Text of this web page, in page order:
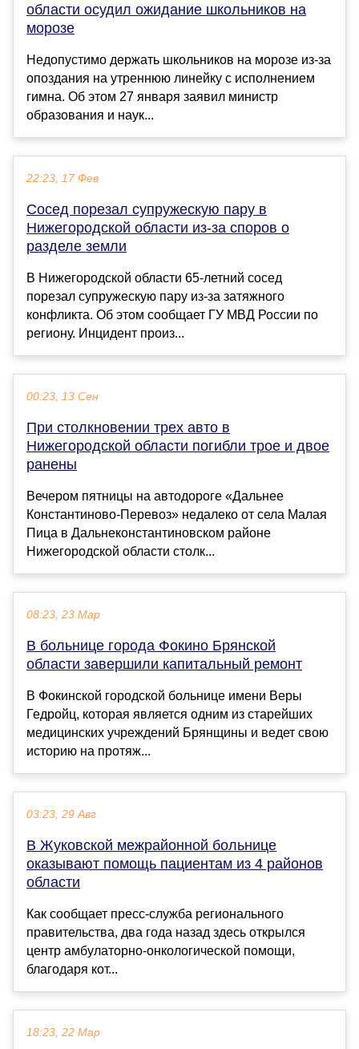
области осудил ожидание школьников на
морозе
Недопустимо держать школьников на морозе из-за
опоздания на утреннюю линейку с исполнением
гимна. Об этом 27 января заявил министр
образования и наук...
22:23, 17 Фев
Сосед порезал супружескую пару в
Нижегородской области из-за споров о
разделе земли
В Нижегородской области 65-летний сосед
порезал супружескую пару из-за затяжного
конфликта. Об этом сообщает ГУ МВД России по
региону. Инцидент произ...
00:23, 13 Сен
При столкновении трех авто в
Нижегородской области погибли трое и двое
ранены
Вечером пятницы на автодороге «Дальнее
Константиново-Перевоз» недалеко от села Малая
Пица в Дальнеконстантиновском районе
Нижегородской области столк...
08:23, 23 Мар
В больнице города Фокино Брянской
области завершили капитальный ремонт
В Фокинской городской больнице имени Веры
Гедройц, которая является одним из старейших
медицинских учреждений Брянщины и ведет свою
историю на протяж...
03:23, 29 Авг
В Жуковской межрайонной больнице
оказывают помощь пациентам из 4 районов
области
Как сообщает пресс-служба регионального
правительства, два года назад здесь открылся
центр амбулаторно-онкологической помощи,
благодаря кот...
18:23, 22 Мар